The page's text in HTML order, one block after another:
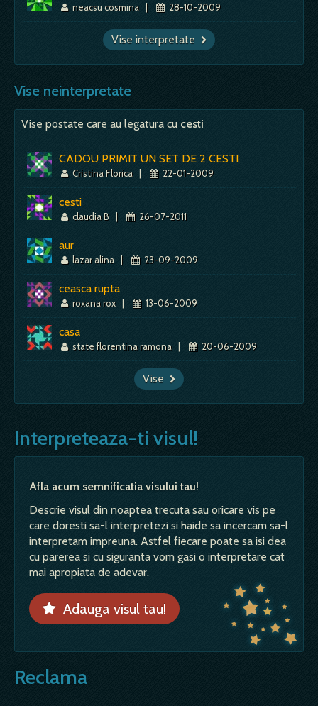
neacsu cosmina | 28-10-2009
Vise interpretate
Vise neinterpretate
Vise postate care au legatura cu cesti
CADOU PRIMIT UN SET DE 2 CESTI
Cristina Florica | 22-01-2009
cesti
claudia B | 26-07-2011
aur
lazar alina | 23-09-2009
ceasca rupta
roxana rox | 13-06-2009
casa
state florentina ramona | 20-06-2009
Vise
Interpreteaza-ti visul!
Afla acum semnificatia visului tau!
Descrie visul din noaptea trecuta sau oricare vis pe
care doresti sa-l interpretezi si haide sa incercam sa-l
interpretam impreuna. Astfel fiecare poate sa isi dea
cu parerea si cu siguranta vom gasi o interpretare cat
mai apropiata de adevar.
Adauga visul tau!
Reclama